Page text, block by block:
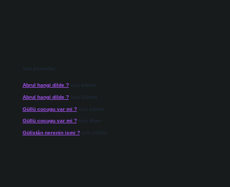
Son yorumlar
Abrul hangi dilde ?için admin
Abrul hangi dilde ?için Gülten
Güllü cocugu var mi ?için admin
Güllü cocugu var mi ?için Alper
Gülistân nerenin ismi ?için admin